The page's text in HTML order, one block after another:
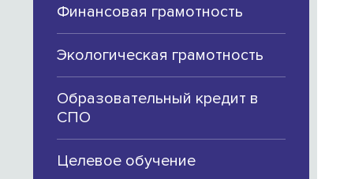
Финансовая грамотность
Экологическая грамотность
Образовательный кредит в
СПО
Целевое обучение